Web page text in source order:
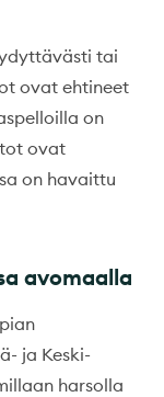
tai
ovat ehtineet
on
ovat
on havaittu
avomaalla
ja Keski-
harsolla